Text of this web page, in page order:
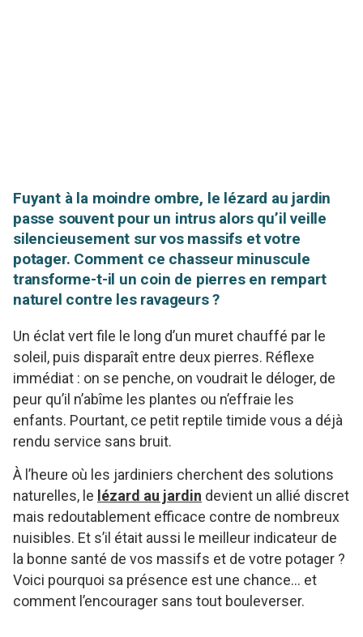
Fuyant à la moindre ombre, le lézard au jardin
passe souvent pour un intrus alors qu’il veille
silencieusement sur vos massifs et votre
potager. Comment ce chasseur minuscule
transforme-t-il un coin de pierres en rempart
naturel contre les ravageurs ?
Un éclat vert file le long d’un muret chauffé par le
soleil, puis disparaît entre deux pierres. Réflexe
immédiat : on se penche, on voudrait le déloger, de
peur qu’il n’abîme les plantes ou n’effraie les
enfants. Pourtant, ce petit reptile timide vous a déjà
rendu service sans bruit.
À l’heure où les jardiniers cherchent des solutions
naturelles, le lézard au jardin devient un allié discret
mais redoutablement efficace contre de nombreux
nuisibles. Et s’il était aussi le meilleur indicateur de
la bonne santé de vos massifs et de votre potager ?
Voici pourquoi sa présence est une chance… et
comment l’encourager sans tout bouleverser.